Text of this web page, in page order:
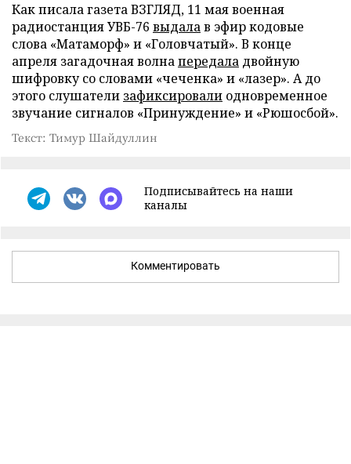
Как писала газета ВЗГЛЯД, 11 мая военная
радиостанция УВБ-76 выдалав эфир кодовые
слова «Матаморф» и «Головчатый». В конце
апреля загадочная волнапередала двойную
шифровку со словами «чеченка» и «лазер». А до
этого слушатели зафиксировали одновременное
звучание сигналов «Принуждение» и «Рюшосбой».
Текст: Тимур Шайдуллин
Подписывайтесь на наши
каналы
Комментировать